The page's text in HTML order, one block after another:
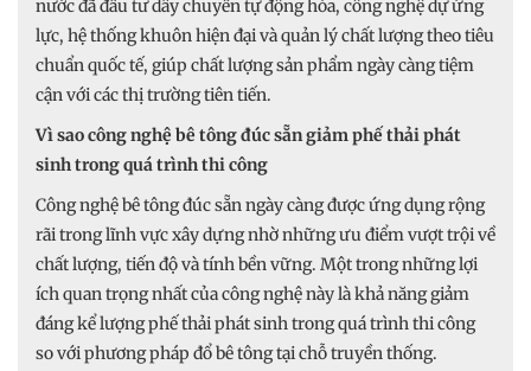
nước đã đầu tư dây chuyền tự động hóa, công nghệ dự ứng
lực, hệ thống khuôn hiện đại và quản lý chất lượng theo tiêu
chuẩn quốc tế, giúp chất lượng sản phẩm ngày càng tiệm
cận với các thị trường tiên tiến.
Vì sao công nghệ bê tông đúc sẵn giảm phế thải phát
sinh trong quá trình thi công
Công nghệ bê tông đúc sẵn ngày càng được ứng dụng rộng
rãi trong lĩnh vực xây dựng nhờ những ưu điểm vượt trội về
chất lượng, tiến độ và tính bền vững. Một trong những lợi
ích quan trọng nhất của công nghệ này là khả năng giảm
đáng kể lượng phế thải phát sinh trong quá trình thi công
so với phương pháp đổ bê tông tại chỗ truyền thống.